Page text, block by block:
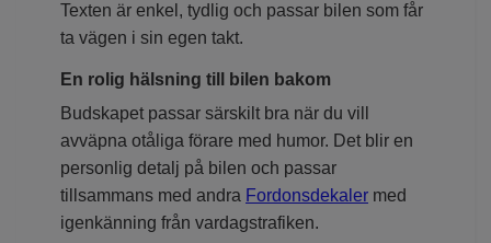
Texten är enkel, tydlig och passar bilen som får
ta vägen i sin egen takt.
En rolig hälsning till bilen bakom
Budskapet passar särskilt bra när du vill
avväpna otåliga förare med humor. Det blir en
personlig detalj på bilen och passar
tillsammans med andra Fordonsdekaler med
igenkänning från vardagstrafiken.